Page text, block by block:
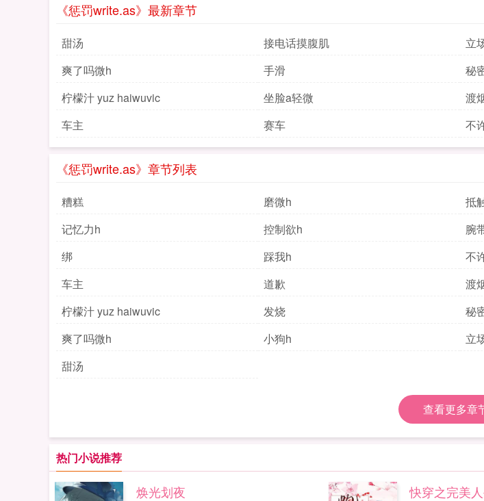
《惩罚write.as》最新章节
甜汤 接电话摸腹肌 立
爽了吗微h
手滑 秘
柠檬汁 yuz haiwuvic
坐脸a轻微 渡
车主
赛车 不
《惩罚write.as》章节列表
糟糕 磨微h 抵
记忆力h
控制欲h 腕
绑
踩我h 不
车主
道歉 渡
柠檬汁 yuz haiwuvic
发烧 秘
爽了吗微h
小狗h 立
甜汤
查看更多章
热门小说推荐
焕光划夜 快穿之完美